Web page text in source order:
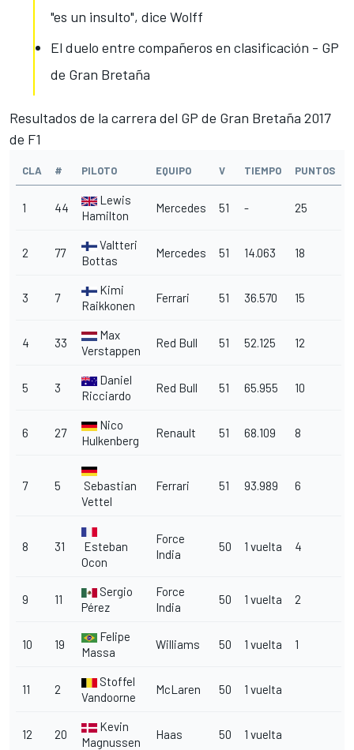
"es un insulto", dice Wolff
El duelo entre compañeros en clasificación - GP
de Gran Bretaña
Resultados de la carrera del GP de Gran Bretaña 2017
de F1
CLA # PILOTO EQUIPO V TIEMPO PUNTOS
1 44
Lewis
Hamilton
Mercedes 51 - 25
2 77
Valtteri
Bottas
Mercedes 51 14.063 18
3 7
Kimi
Raikkonen
Ferrari 51 36.570 15
4 33
Max
Verstappen
Red Bull 51 52.125 12
5 3
Daniel
Ricciardo
Red Bull 51 65.955 10
6 27
Nico
Hulkenberg
Renault 51 68.109 8
7 5
Sebastian
Vettel
Ferrari 51 93.989 6
8 31
Esteban
Ocon
Force
India
50 1 vuelta 4
9 11
Sergio
Pérez
Force
India
50 1 vuelta 2
10 19
Felipe
Massa
Williams 50 1 vuelta 1
11 2
Stoffel
Vandoorne
McLaren 50 1 vuelta
12 20
Kevin
Magnussen
Haas 50 1 vuelta